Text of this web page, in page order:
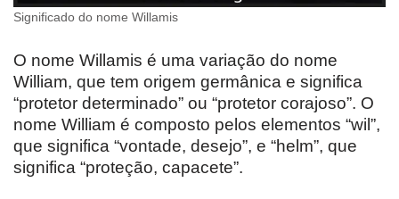
Significado do nome Willamis
O nome Willamis é uma variação do nome
William, que tem origem germânica e significa
“protetor determinado” ou “protetor corajoso”. O
nome William é composto pelos elementos “wil”,
que significa “vontade, desejo”, e “helm”, que
significa “proteção, capacete”.